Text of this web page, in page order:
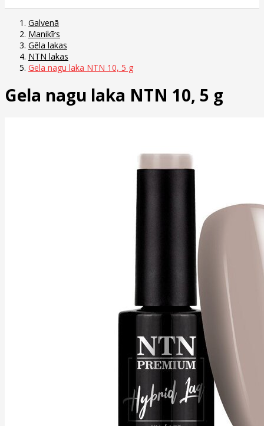
Galvenā
Manikīrs
Gēla lakas
NTN lakas
Gela nagu laka NTN 10, 5 g
Gela nagu laka NTN 10, 5 g